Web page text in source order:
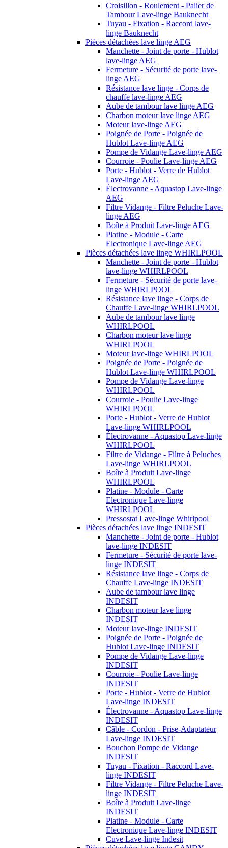
Croisillon - Roulement - Palier de
Tambour Lave-linge Bauknecht
Tuyau - Fixation - Raccord lave-
linge Bauknecht
Pièces détachées lave linge AEG
Manchette - Joint de porte - Hublot
lave-linge AEG
Fermeture - Sécurité de porte lave-
linge AEG
Résistance lave linge - Corps de
chauffe lave-linge AEG
Aube de tambour lave linge AEG
Charbon moteur lave linge AEG
Moteur lave-linge AEG
Poignée de Porte - Poignée de
Hublot Lave-linge AEG
Pompe de Vidange Lave-linge AEG
Courroie - Poulie Lave-linge AEG
Porte - Hublot - Verre de Hublot
Lave-linge AEG
Électrovanne - Aquastop Lave-linge
AEG
Filtre Vidange - Filtre Peluche Lave-
linge AEG
Boîte à Produit Lave-linge AEG
Platine - Module - Carte
Electronique Lave-linge AEG
Pièces détachées lave linge WHIRLPOOL
Manchette - Joint de porte - Hublot
lave-linge WHIRLPOOL
Fermeture - Sécurité de porte lave-
linge WHIRLPOOL
Résistance lave linge - Corps de
Chauffe Lave-linge WHIRLPOOL
Aube de tambour lave linge
WHIRLPOOL
Charbon moteur lave linge
WHIRLPOOL
Moteur lave-linge WHIRLPOOL
Poignée de Porte - Poignée de
Hublot Lave-linge WHIRLPOOL
Pompe de Vidange Lave-linge
WHIRLPOOL
Courroie - Poulie Lave-linge
WHIRLPOOL
Porte - Hublot - Verre de Hublot
Lave-linge WHIRLPOOL
Électrovanne - Aquastop Lave-linge
WHIRLPOOL
Filtre de Vidange - Filtre à Peluches
Lave-linge WHIRLPOOL
Boîte à Produit Lave-linge
WHIRLPOOL
Platine - Module - Carte
Electronique Lave-linge
WHIRLPOOL
Pressostat Lave-linge Whirlpool
Pièces détachées lave linge INDESIT
Manchette - Joint de porte - Hublot
lave-linge INDESIT
Fermeture - Sécurité de porte lave-
linge INDESIT
Résistance lave linge - Corps de
Chauffe Lave-linge INDESIT
Aube de tambour lave linge
INDESIT
Charbon moteur lave linge
INDESIT
Moteur lave-linge INDESIT
Poignée de Porte - Poignée de
Hublot Lave-linge INDESIT
Pompe de Vidange Lave-linge
INDESIT
Courroie - Poulie Lave-linge
INDESIT
Porte - Hublot - Verre de Hublot
Lave-linge INDESIT
Électrovanne - Aquastop Lave-linge
INDESIT
Câble - Cordon - Prise-Adaptateur
Lave-linge INDESIT
Bouchon Pompe de Vidange
INDESIT
Tuyau - Fixation - Raccord Lave-
linge INDESIT
Filtre Vidange - Filtre Peluche Lave-
linge INDESIT
Boîte à Produit Lave-linge
INDESIT
Platine - Module - Carte
Electronique Lave-linge INDESIT
Cuve Lave-linge Indesit